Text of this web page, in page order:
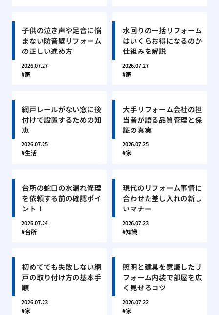
子供の泣き声や足音に悩
まない防音壁リフォーム
の正しい進め方
2026.07.27
家
水回りの一括リフォーム
はいくらお得になるのか
仕組みを解説
2026.07.27
家
網戸レールがない窓に後
付けで設置するための知
恵
2026.07.25
生活
大手リフォーム会社の担
当者が語る品質管理と保
証の真実
2026.07.25
家
台所の蛇口の水漏れ修理
を依頼する前の確認ポイ
ント！
2026.07.24
台所
現代のリフォーム事情に
合わせた差し入れの新し
いマナー
2026.07.23
知識
初めてでも失敗しない網
戸の取り付け方の基本手
順
2026.07.23
家
照明と建具を意識したリ
フォーム内装で部屋を広
く見せるコツ
2026.07.22
家